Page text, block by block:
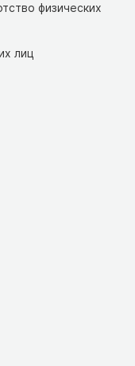
физических
лиц